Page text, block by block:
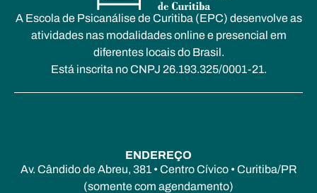
A Escola de Psicanálise de Curitiba (EPC) desenvolve as
atividades nas modalidades online e presencial em
diferentes locais do Brasil.
Está inscrita no CNPJ 26.193.325/0001-21.
ENDEREÇO
Av. Cândido de Abreu, 381 • Centro Cívico • Curitiba/PR
(somente com agendamento)